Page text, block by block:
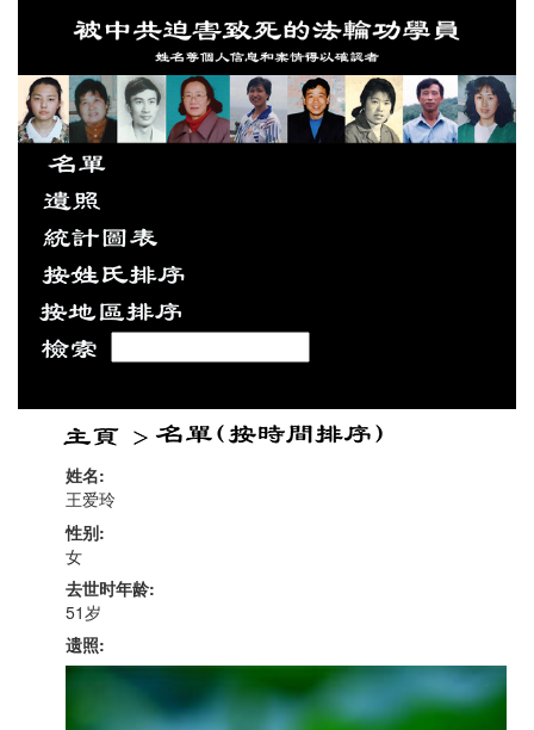
姓名:
王爱玲
性别:
女
去世时年龄:
51岁
遗照: